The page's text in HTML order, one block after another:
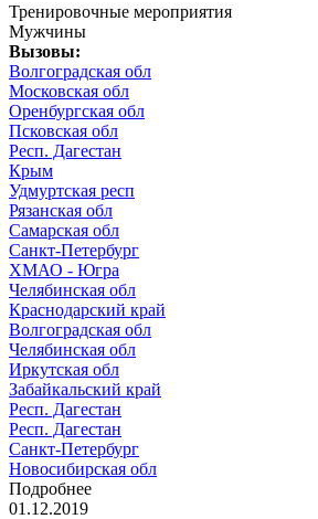
Тренировочные мероприятия
Мужчины
Вызовы:
Волгоградская обл
Московская обл
Оренбургская обл
Псковская обл
Респ. Дагестан
Крым
Удмуртская респ
Рязанская обл
Самарская обл
Санкт-Петербург
ХМАО - Югра
Челябинская обл
Краснодарский край
Волгоградская обл
Челябинская обл
Иркутская обл
Забайкальский край
Респ. Дагестан
Респ. Дагестан
Санкт-Петербург
Новосибирская обл
Подробнее
01.12.2019